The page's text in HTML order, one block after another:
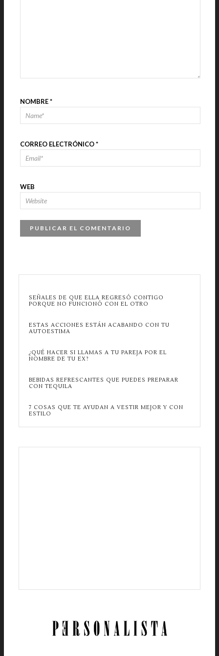
NOMBRE*
CORREO ELECTRÓNICO*
WEB
SEÑALES DE QUE ELLA REGRESÓ CONTIGO
PORQUE NO FUNCIONÓ CON EL OTRO
ESTAS ACCIONES ESTÁN ACABANDO CON TU
AUTOESTIMA
¿QUÉ HACER SI LLAMAS A TU PAREJA POR EL
NOMBRE DE TU EX?
BEBIDAS REFRESCANTES QUE PUEDES PREPARAR
CON TEQUILA
7 COSAS QUE TE AYUDAN A VESTIR MEJOR Y CON
ESTILO